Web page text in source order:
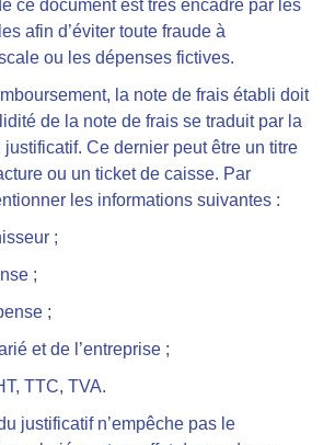
ce document esttrès encadré par les
afin d’éviter toute fraude à
ou les dépenses fictives.
la note de frais établi doit
de la note de frais se traduit par la
justificatif. Ce dernier peut être un titre
ou un ticket de caisse. Par
les informations suivantes :
;
;
;
et de l’entreprise ;
TTC, TVA.
justificatif n’empêche pas le